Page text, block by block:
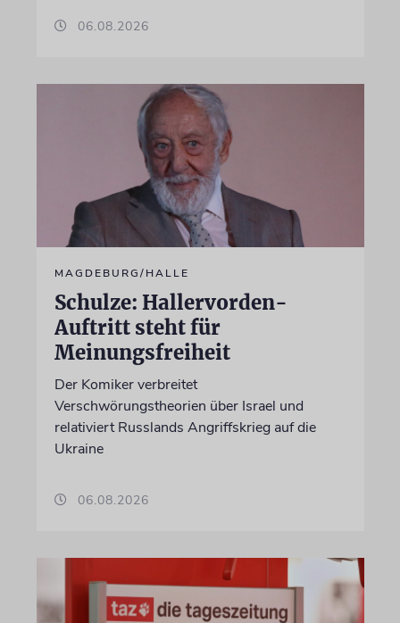
06.08.2026
MAGDEBURG/HALLE
Schulze: Hallervorden-
Auftritt steht für
Meinungsfreiheit
Der Komiker verbreitet
Verschwörungstheorien über Israel und
relativiert Russlands Angriffskrieg auf die
Ukraine
06.08.2026